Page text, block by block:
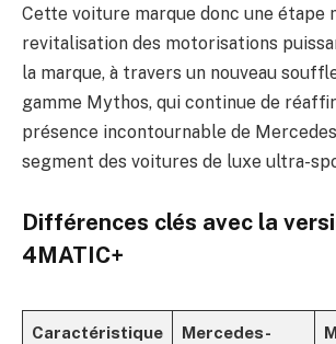
Cette voiture marque donc une étape
revitalisation des motorisations
la marque, à travers un nouveau
gamme Mythos, qui continue de
présence incontournable de
segment des voitures de luxe ultra-
Différences clés avec la
4MATIC+
Caractéristique
Mercedes-